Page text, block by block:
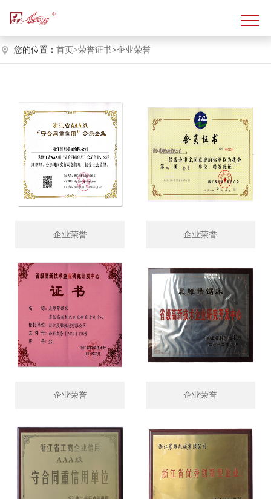
您的位置：首页>荣誉证书>企业荣誉
企业荣誉 企业荣誉
企业荣誉 企业荣誉